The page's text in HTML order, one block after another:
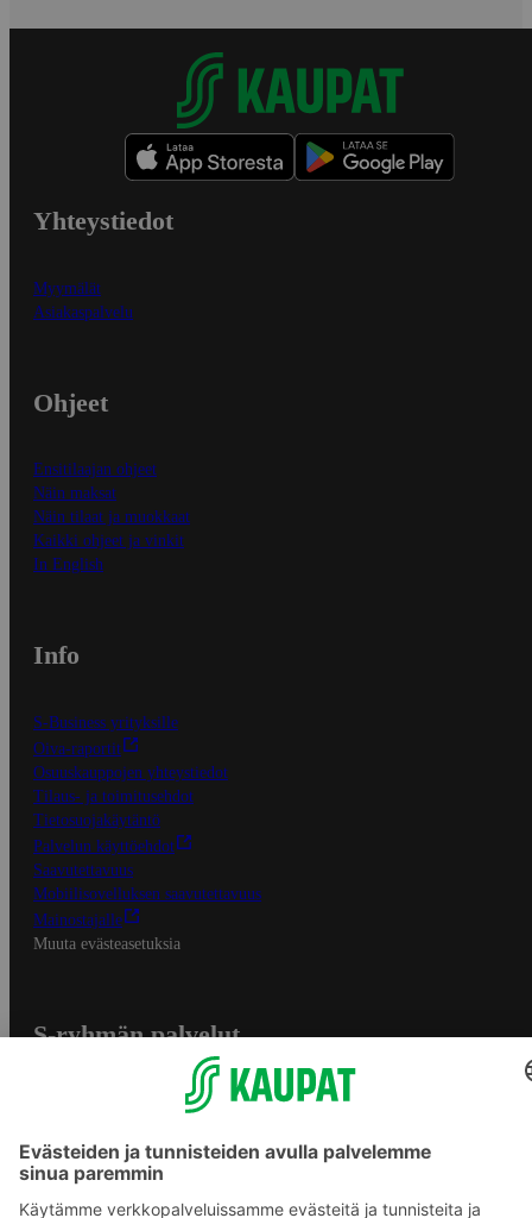
Yhteystiedot
Myymälät
Asiakaspalvelu
Ohjeet
Ensitilaajan ohjeet
Näin maksat
Näin tilaat ja muokkaat
Kaikki ohjeet ja vinkit
In English
Info
S-Business yrityksille
Oiva-raportit
Osuuskauppojen yhteystiedot
Tilaus- ja toimitusehdot
Tietosuojakäytäntö
Palvelun käyttöehdot
Saavutettavuus
Mobiilisovelluksen saavutettavuus
Mainostajalle
Muuta evästeasetuksia
S-ryhmän palvelut
Yhteishyvä Ruoka -sovellus
S-ostoslista -sovellus
Prisma.fi